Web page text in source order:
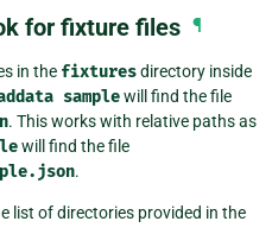
for fixture files ¶
in the fixturesdirectory inside
samplewill find the file
. This works with relative paths as
will find the file
.
list of directories provided in the